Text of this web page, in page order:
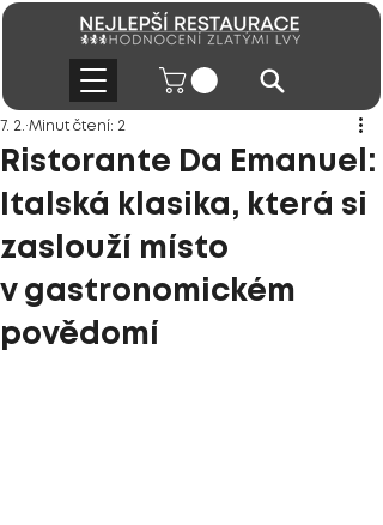
Ristorante Da Emanuel:
Italská klasika, která si
zaslouží místo
v gastronomickém
povědomí
7. 2. Minut čtení: 2